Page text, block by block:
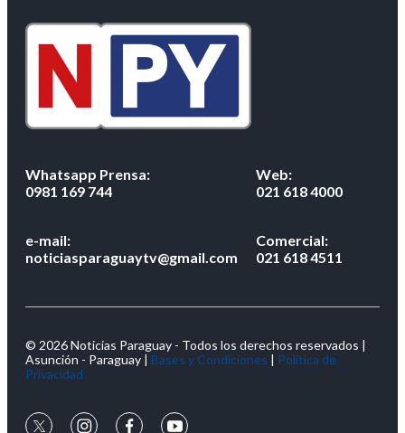
Whatsapp Prensa:
0981 169 744
Web:
021 618 4000
e-mail:
noticiasparaguaytv@gmail.com
Comercial:
021 618 4511
© 2026 Noticias Paraguay - Todos los derechos reservados |
Asunción - Paraguay | Bases y Condiciones | Política de
Privacidad